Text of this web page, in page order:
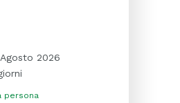
2026
persona